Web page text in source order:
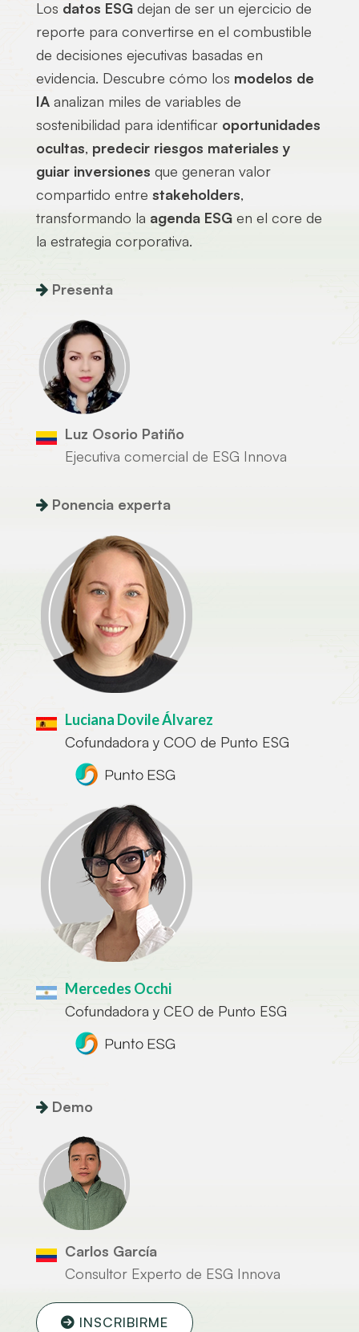
Los datos ESGdejan de ser un ejercicio de
reporte para convertirse en el combustible
de decisiones ejecutivas basadas en
evidencia. Descubre cómo los modelos de
IAanalizan miles de variables de
sostenibilidad para identificar oportunidades
ocultas, predecir riesgos materiales y
guiar inversiones que generan valor
compartido entre stakeholders,
transformando la agenda ESGen el core de
la estrategia corporativa.
Presenta
Luz Osorio Patiño
Ejecutiva comercial de ESG Innova
Ponencia experta
Luciana Dovile Álvarez
Cofundadora y COO de Punto ESG
Mercedes Occhi
Cofundadora y CEO de Punto ESG
Demo
Carlos García
Consultor Experto de ESG Innova
INSCRIBIRME